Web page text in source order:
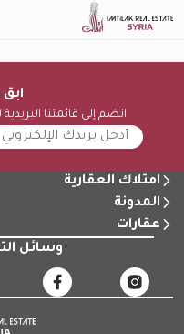
انضم إلى قائمتنا
امتلاك العقارية
المدونة
عقارات
وسائل